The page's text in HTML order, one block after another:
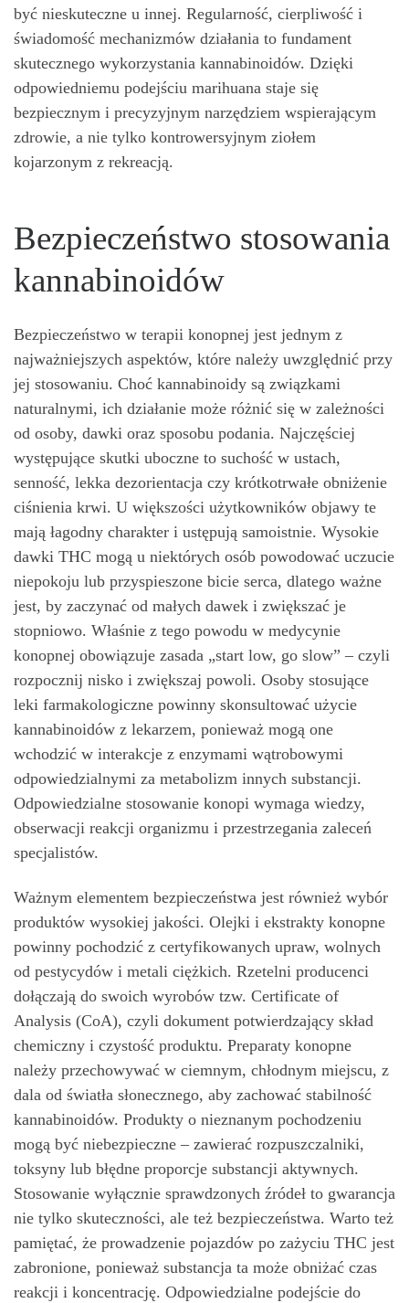
być nieskuteczne u innej. Regularność, cierpliwość i
świadomość mechanizmów działania to fundament
skutecznego wykorzystania kannabinoidów. Dzięki
odpowiedniemu podejściu marihuana staje się
bezpiecznym i precyzyjnym narzędziem wspierającym
zdrowie, a nie tylko kontrowersyjnym ziołem
kojarzonym z rekreacją.
Bezpieczeństwo stosowania
kannabinoidów
Bezpieczeństwo w terapii konopnej jest jednym z
najważniejszych aspektów, które należy uwzględnić przy
jej stosowaniu. Choć kannabinoidy są związkami
naturalnymi, ich działanie może różnić się w zależności
od osoby, dawki oraz sposobu podania. Najczęściej
występujące skutki uboczne to suchość w ustach,
senność, lekka dezorientacja czy krótkotrwałe obniżenie
ciśnienia krwi. U większości użytkowników objawy te
mają łagodny charakter i ustępują samoistnie. Wysokie
dawki THC mogą u niektórych osób powodować uczucie
niepokoju lub przyspieszone bicie serca, dlatego ważne
jest, by zaczynać od małych dawek i zwiększać je
stopniowo. Właśnie z tego powodu w medycynie
konopnej obowiązuje zasada „start low, go slow” – czyli
rozpocznij nisko i zwiększaj powoli. Osoby stosujące
leki farmakologiczne powinny skonsultować użycie
kannabinoidów z lekarzem, ponieważ mogą one
wchodzić w interakcje z enzymami wątrobowymi
odpowiedzialnymi za metabolizm innych substancji.
Odpowiedzialne stosowanie konopi wymaga wiedzy,
obserwacji reakcji organizmu i przestrzegania zaleceń
specjalistów.
Ważnym elementem bezpieczeństwa jest również wybór
produktów wysokiej jakości. Olejki i ekstrakty konopne
powinny pochodzić z certyfikowanych upraw, wolnych
od pestycydów i metali ciężkich. Rzetelni producenci
dołączają do swoich wyrobów tzw. Certificate of
Analysis (CoA), czyli dokument potwierdzający skład
chemiczny i czystość produktu. Preparaty konopne
należy przechowywać w ciemnym, chłodnym miejscu, z
dala od światła słonecznego, aby zachować stabilność
kannabinoidów. Produkty o nieznanym pochodzeniu
mogą być niebezpieczne – zawierać rozpuszczalniki,
toksyny lub błędne proporcje substancji aktywnych.
Stosowanie wyłącznie sprawdzonych źródeł to gwarancja
nie tylko skuteczności, ale też bezpieczeństwa. Warto też
pamiętać, że prowadzenie pojazdów po zażyciu THC jest
zabronione, ponieważ substancja ta może obniżać czas
reakcji i koncentrację. Odpowiedzialne podejście do